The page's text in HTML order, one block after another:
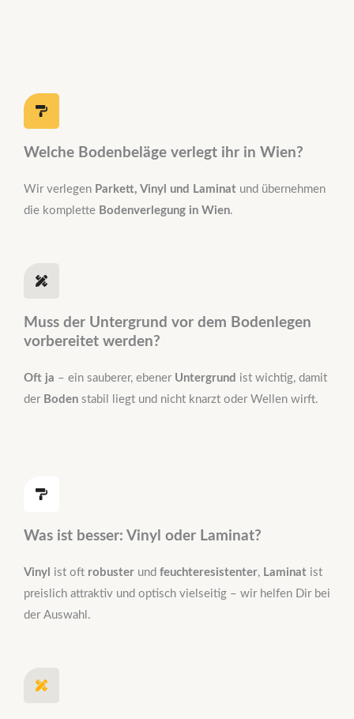
Welche Bodenbeläge verlegt ihr in Wien?
Wir verlegen Parkett, Vinyl und Laminat und übernehmen
die komplette Bodenverlegung in Wien.
Muss der Untergrund vor dem Bodenlegen
vorbereitet werden?
Oft ja – ein sauberer, ebener Untergrund ist wichtig, damit
der Boden stabil liegt und nicht knarzt oder Wellen wirft.
Was ist besser: Vinyl oder Laminat?
Vinyl ist oft robuster und feuchteresistenter, Laminat ist
preislich attraktiv und optisch vielseitig – wir helfen Dir bei
der Auswahl.